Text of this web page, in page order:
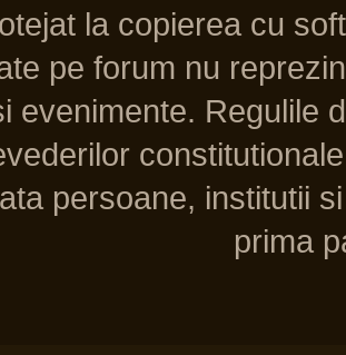
la copierea cu
pe forum nu
evenimente. Regulile
persoane, institutii
prima